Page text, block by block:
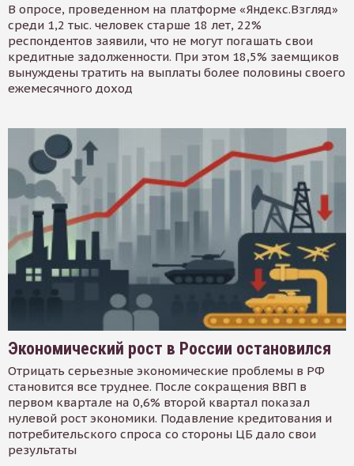
В опросе, проведенном на платформе «Яндекс.Взгляд»
среди 1,2 тыс. человек старше 18 лет, 22%
респондентов заявили, что не могут погашать свои
кредитные задолженности. При этом 18,5% заемщиков
вынуждены тратить на выплаты более половины своего
ежемесячного доход
Экономический рост в России остановился
Отрицать серьезные экономические проблемы в РФ
становится все труднее. После сокращения ВВП в
первом квартале на 0,6% второй квартал показал
нулевой рост экономики. Подавление кредитования и
потребительского спроса со стороны ЦБ дало свои
результаты